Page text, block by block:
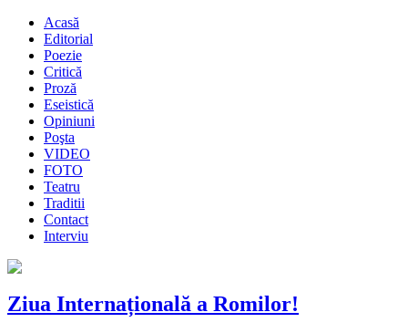
Acasă
Editorial
Poezie
Critică
Proză
Eseistică
Opiniuni
Poşta
VIDEO
FOTO
Teatru
Traditii
Contact
Interviu
Ziua Internațională a Romilor!